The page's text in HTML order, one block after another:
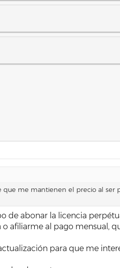
que me mantienen el precio al
de abonar la licencia
afiliarme al pago mensual,
para que me